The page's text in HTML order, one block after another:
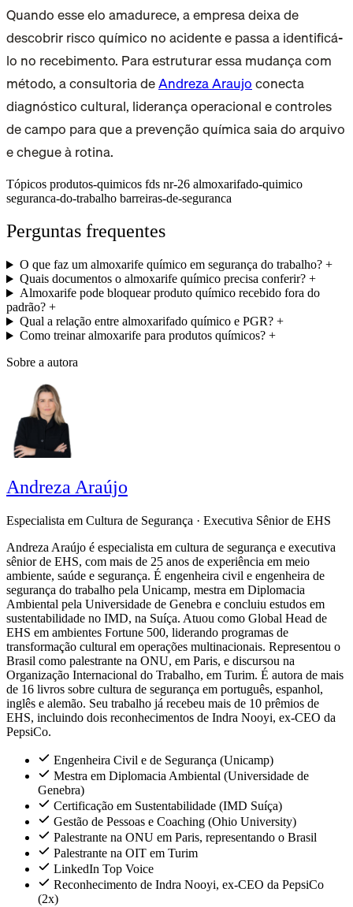
Quando esse elo amadurece, a empresa deixa de
descobrir risco químico no acidente e passa a identificá-
lo no recebimento. Para estruturar essa mudança com
método, a consultoria deAndreza Araujoconecta
diagnóstico cultural, liderança operacional e controles
de campo para que a prevenção química saia do arquivo
e chegue à rotina.
Tópicos produtos-quimicos fds nr-26 almoxarifado-quimico
seguranca-do-trabalho barreiras-de-seguranca
Perguntas frequentes
O que faz um almoxarife químico em segurança do trabalho?+
Quais documentos o almoxarife químico precisa conferir?+
Almoxarife pode bloquear produto químico recebido fora do
padrão? +
Qual a relação entre almoxarifado químico e PGR?+
Como treinar almoxarife para produtos químicos?+
Sobre a autora
Andreza Araújo
Especialista em Cultura de Segurança · Executiva Sênior de EHS
Andreza Araújo é especialista em cultura de segurança e executiva
sênior de EHS, com mais de 25 anos de experiência em meio
ambiente, saúde e segurança. É engenheira civil e engenheira de
segurança do trabalho pela Unicamp, mestra em Diplomacia
Ambiental pela Universidade de Genebra e concluiu estudos em
sustentabilidade no IMD, na Suíça. Atuou como Global Head de
EHS em ambientes Fortune 500, liderando programas de
transformação cultural em operações multinacionais. Representou o
Brasil como palestrante na ONU, em Paris, e discursou na
Organização Internacional do Trabalho, em Turim. É autora de mais
de 16 livros sobre cultura de segurança em português, espanhol,
inglês e alemão. Seu trabalho já recebeu mais de 10 prêmios de
EHS, incluindo dois reconhecimentos de Indra Nooyi, ex-CEO da
PepsiCo.
Engenheira Civil e de Segurança (Unicamp)
Mestra em Diplomacia Ambiental (Universidade de
Genebra)
Certificação em Sustentabilidade (IMD Suíça)
Gestão de Pessoas e Coaching (Ohio University)
Palestrante na ONU em Paris, representando o Brasil
Palestrante na OIT em Turim
LinkedIn Top Voice
Reconhecimento de Indra Nooyi, ex-CEO da PepsiCo
(2x)